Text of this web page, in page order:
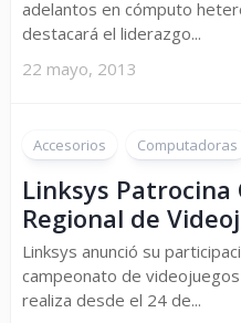
adelantos en cómputo
destacará el liderazgo...
22 mayo, 2013
Accesorios Computadoras
Linksys Patrocina
Regional de
Linksys anunció su
campeonato de
realiza desde el 24 de...